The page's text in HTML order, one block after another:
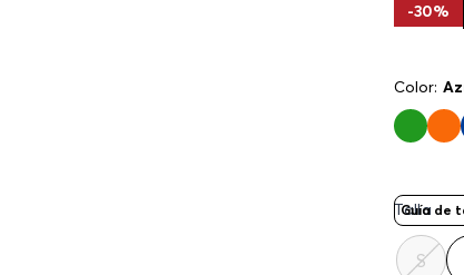
-30%
Color:
Guía de
Talla
S